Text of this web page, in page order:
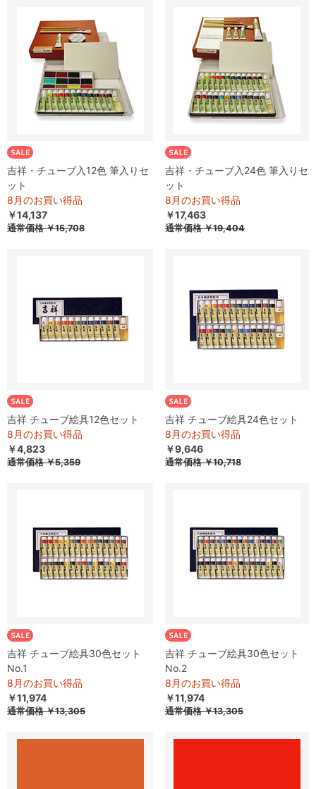
吉祥・チューブ入12色 筆入りセ
ット
8月のお買い得品
￥14,137
通常価格￥15,708
吉祥・チューブ入24色 筆入りセ
ット
8月のお買い得品
￥17,463
通常価格￥19,404
吉祥 チューブ絵具12色セット
8月のお買い得品
￥4,823
通常価格￥5,359
吉祥 チューブ絵具24色セット
8月のお買い得品
￥9,646
通常価格￥10,718
吉祥 チューブ絵具30色セット
No.1
8月のお買い得品
￥11,974
通常価格 ￥13,305
吉祥 チューブ絵具30色セット
No.2
8月のお買い得品
￥11,974
通常価格 ￥13,305